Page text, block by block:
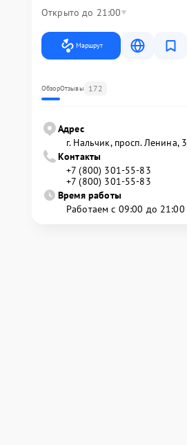
Открыто до 21:00
Маршрут
ОбзорОтзывы 172
Адрес
г. Нальчик, просп. Ленина, 3
Контакты
+7 (800) 301-55-83
+7 (800) 301-55-83
Время работы
Работаем с 09:00 до 21:00